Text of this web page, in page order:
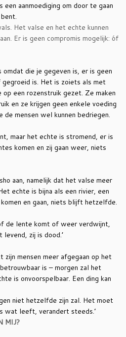
een aanmoediging om door te gaan
Het valse en het echte kunnen
Er is geen compromis mogelijk: óf
die je gegeven is, er is geen
is. Het is zoiets als met
een rozenstruik gezet. Ze maken
en ze krijgen geen enkele voeding
mensen wel kunnen bedriegen.
maar het echte is stromend, er is
komen en zij gaan weer, niets
aan, namelijk dat het valse meer
echte is bijna als een rivier, een
en gaan, niets blijft hetzelfde.
de lente komt of weer verdwijnt,
zij is dood.’
zijn mensen meer afgegaan op het
is – morgen zal het
is onvoorspelbaar. Een ding kan
niet hetzelfde zijn zal. Het moet
wat leeft, verandert steeds.’
MIJ?